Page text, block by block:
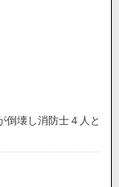
倒壊し消防士４人と